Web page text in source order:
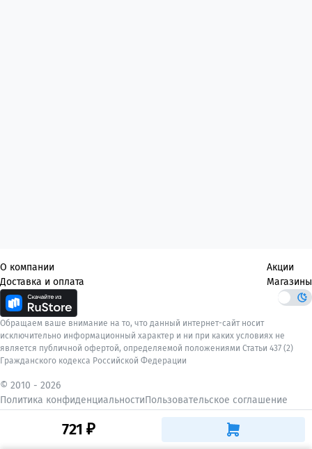
721 ₽
О компании
Доставка и оплата
Акции
Магазины
Обращаем ваше внимание на то, что данный интернет-сайт носит
исключительно информационный характер и ни при каких условиях не
является публичной офертой, определяемой положениями Статьи 437 (2)
Гражданского кодекса Российской Федерации
© 2010 - 2026
Политика конфиденциальностиПользовательское соглашение